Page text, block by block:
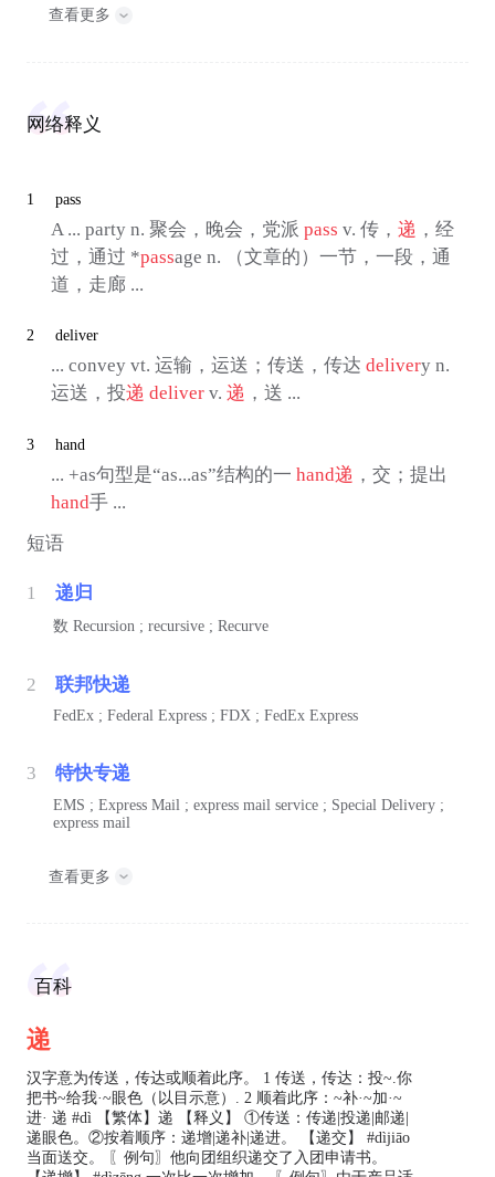
查看更多
网络释义
1 pass
A ... party n. 聚会，晚会，党派 pass v. 传， 递 ，经
过，通过 *passage n. （文章的）一节，一段，通
道，走廊 ...
2 deliver
... convey vt. 运输，运送；传送，传达 delivery n.
运送，投递 deliverv. 递 ，送 ...
3 hand
... +as句型是“as...as”结构的一 hand递 ，交；提出
hand手 ...
短语
1 递归
数 Recursion ; recursive ; Recurve
2 联邦快递
FedEx ; Federal Express ; FDX ; FedEx Express
3 特快专递
EMS ; Express Mail ; express mail service ; Special Delivery ;
express mail
查看更多
百科
递
汉字意为传送，传达或顺着此序。 1 传送，传达：投~.你
把书~给我·~眼色（以目示意）. 2 顺着此序：~补·~加·~
进· 递 #dì 【繁体】递 【释义】 ①传送：传递|投递|邮递|
递眼色。②按着顺序：递增|递补|递进。 【递交】 #dìjiāo
当面送交。 〖例句〗他向团组织递交了入团申请书。